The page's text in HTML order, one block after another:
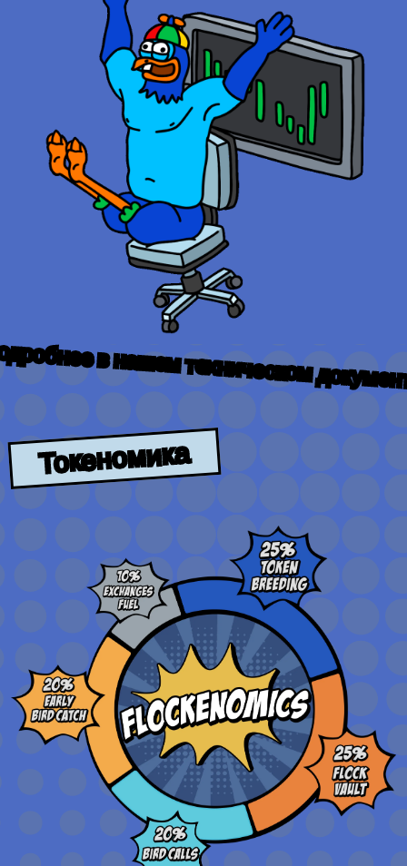
в нашемтехническом
Токеномика